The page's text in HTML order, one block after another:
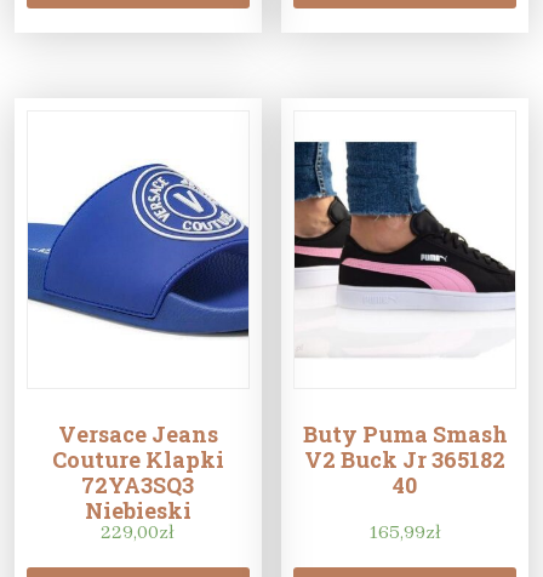
Versace Jeans
Couture Klapki
72YA3SQ3
Niebieski
229,00zł
Buty Puma Smash
V2 Buck Jr 365182
40
165,99zł